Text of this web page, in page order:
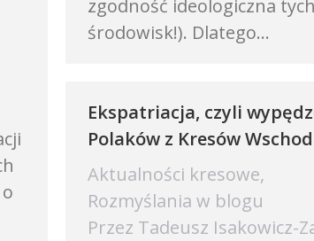
zgodność ideologiczna tych
środowisk!). Dlatego…
Ekspatriacja, czyli
Polaków z Kresów
Aktualności kresowe,
Rozmyślania w blogu
Przez Tadeusz Isakowicz-